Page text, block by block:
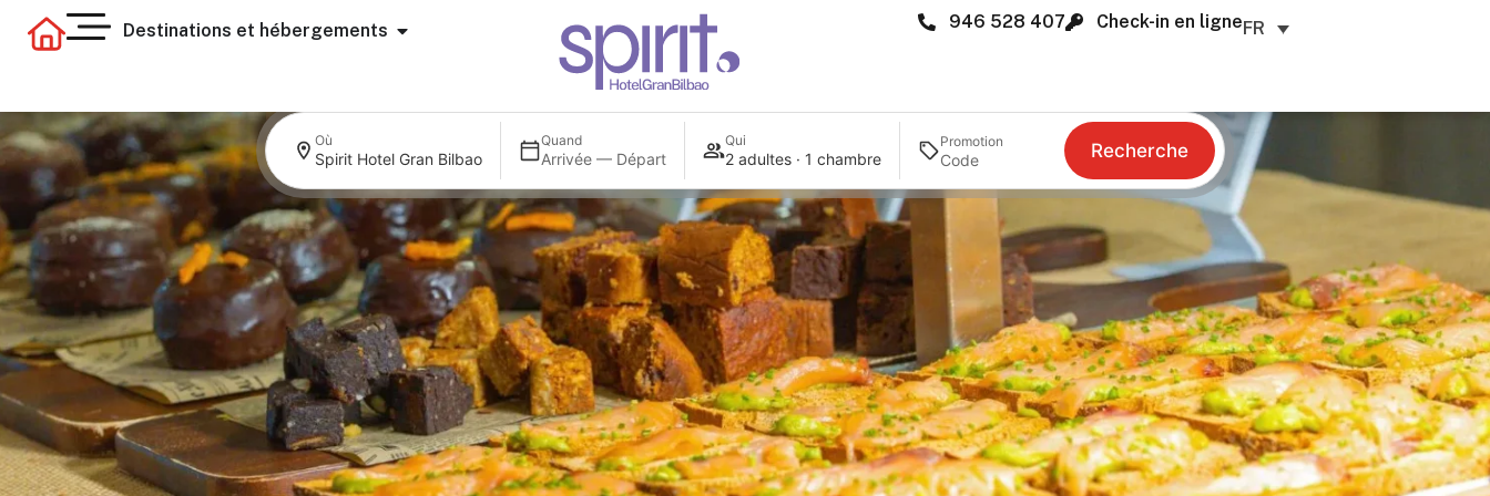
Destinations et hébergements 946 528 407 Check-in en ligneFR
Où
Spirit Hotel Gran Bilbao
Quand
Arrivée — Départ
Qui
2 adultes · 1 chambre
Promotion Recherche